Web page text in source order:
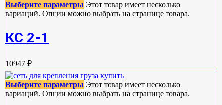
Выберите параметры Этот товар имеет несколько
вариаций. Опции можно выбрать на странице товара.
КС 2-1
10947 ₽
Выберите параметры Этот товар имеет несколько
вариаций. Опции можно выбрать на странице товара.